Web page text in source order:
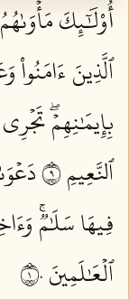
أُوْلَٰٓئِكَ مَأۡوَىٰهُمُ
ٱلَّذِينَ
بِإِيمَٰنِهِمۡۖ
ٱلنَّعِيمِ ٩
فِيهَا سَلَٰمٞۚ
ٱلۡعَٰلَمِينَ ١٠